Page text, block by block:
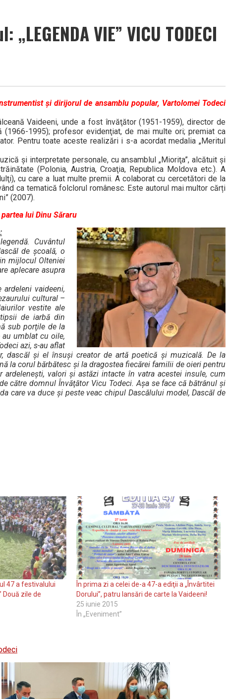
VIE” VICU TODECI
și dirijorul de ansamblu popular, Vartolomei Todeci
Vaideeni, unde a fost învăţător (1951-1959), director de
1995); profesor evidenţiat, de mai multe ori; premiat ca
Pentru toate aceste realizări i s-a acordat medalia „Meritul
şi interpretate personale, cu ansamblul „Mioriţa”, alcătuit şi
(Polonia, Austria, Croaţia, Republica Moldova etc.). A
cu care a luat multe premii. A colaborat cu cercetători de la
ca tematică folclorul românesc. Este autorul mai multor cărți
(2007).
lui Dinu Săraru
Cuvântul
de şcoală, o
mijlocul Olteniei
aplecare asupra
vaideeni,
cultural –
vestite ale
de iarbă din
sub porţile de la
umblat cu oile,
azi, s-au aflat
dascăl şi el însuşi creator de artă poetică şi muzicală. De la
la corul bărbătesc şi la dragostea fiecărei familii de oieri pentru
valori şi astăzi intacte în vatra acestei insule, cum
către domnul Învăţător Vicu Todeci. Aşa se face că bătrânul şi
care va duce şi peste veac chipul Dascălului model, Dascăl de
47 a festivalului
Două zile de
În prima zi a celei de-a 47-a ediţii a „Învârtitei
Dorului”, patru lansări de carte la Vaideeni!
25 iunie 2015
În „Eveniment”